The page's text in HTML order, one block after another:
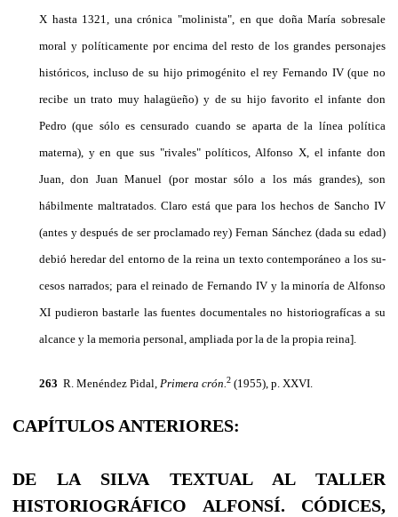
X hasta 1321, una crónica "molinista", en que doña Ma­ría sobresale
moral y políticamente por encima del resto de los grandes personajes
históricos, incluso de su hijo primogénito el rey Fernando IV (que no
recibe un trato muy halagüeño) y de su hijo favorito el in­fante don
Pedro (que sólo es censurado cuando se aparta de la línea política
materna), y en que sus "riva­les" políticos, Alfonso X, el infante don
Juan, don Juan Manuel (por mostar sólo a los más grandes), son
hábilmente maltratados. Claro está que para los hechos de Sancho IV
(antes y después de ser proclamado rey) Fernan Sánchez (dada su edad)
debió heredar del entorno de la reina un texto contemporáneo a los su­
cesos narrados; para el reinado de Fernando IV y la minoría de Alfonso
XI pudieron bastarle las fuentes documentales no historiografícas a su
alcance y la memoria personal, ampliada por la de la propia reina].
263 R. Menéndez Pidal, Primera crón. 2 (1955), p. XXVI.
CAPÍTULOS ANTERIORES:
DE LA SILVA TEXTUAL AL TALLER
HISTORIOGRÁFICO ALFONSÍ. CÓDICES,